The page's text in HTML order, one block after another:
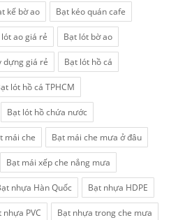
kế bờ ao Bạt kéo quán cafe
ao giá rẻ Bạt lót bờ ao
dựng giá rẻ Bạt lót hồ cá
lót hồ cá TPHCM
Bạt lót hồ chứa nước
mái che Bạt mái che mưa ở đâu
Bạt mái xếp che nắng mưa
nhựa Hàn Quốc Bạt nhựa HDPE
nhựa PVC Bạt nhựa trong che mưa